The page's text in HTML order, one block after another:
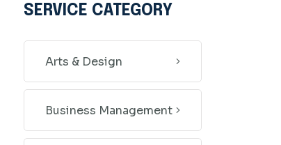
SERVICE CATEGORY
Arts & Design
Business Management